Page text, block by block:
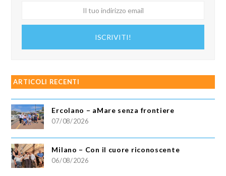
ISCRIVITI!
ARTICOLI RECENTI
Ercolano – aMare senza frontiere
07/08/2026
Milano – Con il cuore riconoscente
06/08/2026